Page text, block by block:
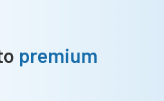
premium